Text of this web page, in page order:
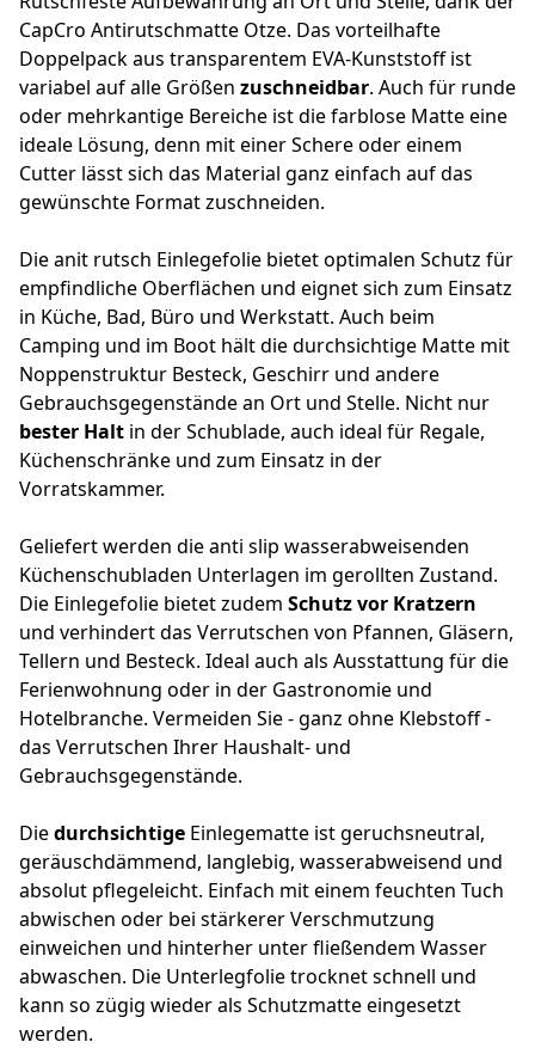
CapCro Antirutschmatte Otze. Das vorteilhafte
Doppelpack aus transparentem EVA-Kunststoff ist
variabel auf alle Größen zuschneidbar. Auch für runde
oder mehrkantige Bereiche ist die farblose Matte eine
ideale Lösung, denn mit einer Schere oder einem
Cutter lässt sich das Material ganz einfach auf das
gewünschte Format zuschneiden.
Die anit rutsch Einlegefolie bietet optimalen Schutz für
empfindliche Oberflächen und eignet sich zum Einsatz
in Küche, Bad, Büro und Werkstatt. Auch beim
Camping und im Boot hält die durchsichtige Matte mit
Noppenstruktur Besteck, Geschirr und andere
Gebrauchsgegenstände an Ort und Stelle. Nicht nur
bester Halt in der Schublade, auch ideal für Regale,
Küchenschränke und zum Einsatz in der
Vorratskammer.
Geliefert werden die anti slip wasserabweisenden
Küchenschubladen Unterlagen im gerollten Zustand.
Die Einlegefolie bietet zudem Schutz vor Kratzern
und verhindert das Verrutschen von Pfannen, Gläsern,
Tellern und Besteck. Ideal auch als Ausstattung für die
Ferienwohnung oder in der Gastronomie und
Hotelbranche. Vermeiden Sie - ganz ohne Klebstoff -
das Verrutschen Ihrer Haushalt- und
Gebrauchsgegenstände.
Diedurchsichtige Einlegematte ist geruchsneutral,
geräuschdämmend, langlebig, wasserabweisend und
absolut pflegeleicht. Einfach mit einem feuchten Tuch
abwischen oder bei stärkerer Verschmutzung
einweichen und hinterher unter fließendem Wasser
abwaschen. Die Unterlegfolie trocknet schnell und
kann so zügig wieder als Schutzmatte eingesetzt
werden.